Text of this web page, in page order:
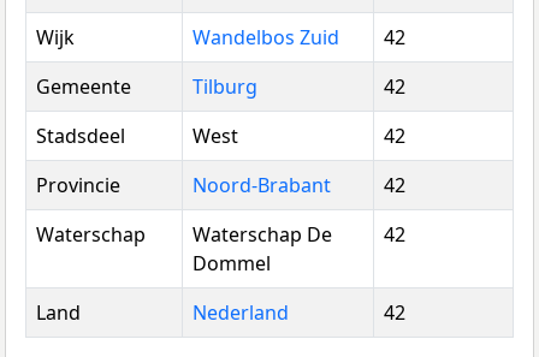
Wijk
Wandelbos Zuid
42
Gemeente
Tilburg
42
Stadsdeel
West
42
Provincie
Noord-Brabant
42
Waterschap
Waterschap De
Dommel
42
Land Nederland 42